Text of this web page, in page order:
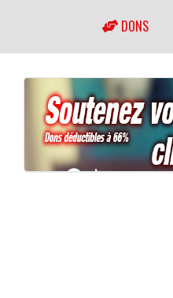
DONS